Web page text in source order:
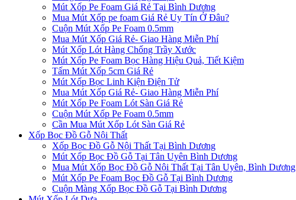
Mút Xốp Pe Foam Giá Rẻ Tại Bình Dương
Mua Mút Xốp pe foam Giá Rẻ Uy Tín Ở Đâu?
Cuộn Mút Xốp Pe Foam 0.5mm
Mua Mút Xốp Giá Rẻ- Giao Hàng Miễn Phí
Mút Xốp Lót Hàng Chống Trầy Xước
Mút Xốp Pe Foam Bọc Hàng Hiệu Quả, Tiết Kiệm
Tấm Mút Xốp 5cm Giá Rẻ
Mút Xốp Bọc Linh Kiện Điện Tử
Mua Mút Xốp Giá Rẻ- Giao Hàng Miễn Phí
Mút Xốp Pe Foam Lót Sàn Giá Rẻ
Cuộn Mút Xốp Pe Foam 0.5mm
Cần Mua Mút Xốp Lót Sàn Giá Rẻ
Xốp Bọc Đồ Gỗ Nội Thất
Xốp Bọc Đồ Gỗ Nội Thất Tại Bình Dương
Mút Xốp Bọc Đồ Gỗ Tại Tân Uyên Bình Dương
Mua Mút Xốp Bọc Đồ Gỗ Nội Thất Tại Tân Uyên, Bình Dương
Mút Xốp Pe Foam Bọc Đồ Gỗ Tại Bình Dương
Cuộn Màng Xốp Bọc Đồ Gỗ Tại Bình Dương